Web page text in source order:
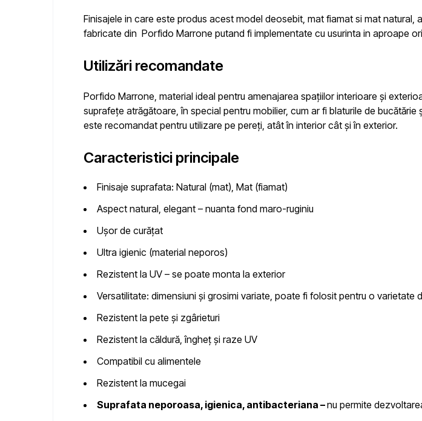
Finisajele in care este produs acest model deosebit, mat fiamat si mat
fabricate din Porfido Marrone putand fi implementate cu usurinta in aproape
Utilizări recomandate
Porfido Marrone , material ideal pentru amenajarea spațiilor interioare și
suprafețe atrăgătoare, în special pentru mobilier, cum ar fi blaturile de
este recomandat pentru utilizare pe pereți, atât în interior cât și în exterior.
Caracteristici principale
Finisaje suprafata: Natural (mat), Mat (fiamat)
Aspect natural, elegant – nuanta fond maro-ruginiu
Ușor de curățat
Ultra igienic (material neporos)
Rezistent la UV – se poate monta la exterior
Versatilitate: dimensiuni și grosimi variate, poate fi folosit pentru o varietate
Rezistent la pete și zgârieturi
Rezistent la căldură, îngheț și raze UV
Compatibil cu alimentele
Rezistent la mucegai
Suprafata neporoasa, igienica, antibacteriana –nu permite